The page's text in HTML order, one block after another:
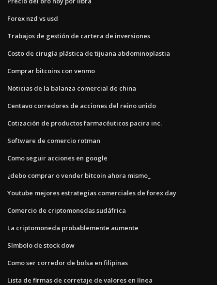
Forex nzd vs usd
Trabajos de gestión de cartera de inversiones
Costo de cirugía plástica de tijuana abdominoplastia
Comprar bitcoins con venmo
Noticias de la balanza comercial de china
Centavo corredores de acciones del reino unido
Cotización de productos farmacéuticos pacira inc.
Software de comercio rotman
Como seguir acciones en google
¿debo comprar o vender bitcoin ahora mismo_
Youtube mejores estrategias comerciales de forex day
Comercio de criptomonedas sudáfrica
La criptomoneda probablemente aumente
Símbolo de stock dow
Como ser corredor de bolsa en filipinas
Lista de firmas de corretaje de valores en línea